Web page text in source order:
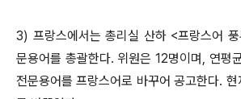
3) 프랑스에서는 총리실 산하 <프랑스어
문용어를 총괄한다. 위원은 12명이며, 연평
전문용어를 프랑스어로 바꾸어 공고한다.